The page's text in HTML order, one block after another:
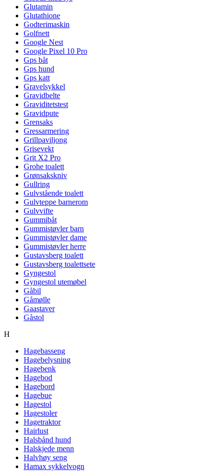
Glutamin
Glutathione
Godterimaskin
Golfnett
Google Nest
Google Pixel 10 Pro
Gps båt
Gps hund
Gps katt
Gravelsykkel
Gravidbelte
Graviditetstest
Gravidpute
Grensaks
Gressarmering
Grillpaviljong
Grisevekt
Grit X2 Pro
Grohe toalett
Grønsakskniv
Gullring
Gulvstående toalett
Gulvteppe barnerom
Gulvvifte
Gummibåt
Gummistøvler barn
Gummistøvler dame
Gummistøvler herre
Gustavsberg toalett
Gustavsberg toalettsete
Gyngestol
Gyngestol utemøbel
Gåbil
Gåmølle
Gaastaver
Gåstol
H
Hagebasseng
Hagebelysning
Hagebenk
Hagebod
Hagebord
Hagebue
Hagestol
Hagestoler
Hagetraktor
Hairlust
Halsbånd hund
Halskjede menn
Halvhøy seng
Hamax sykkelvogn